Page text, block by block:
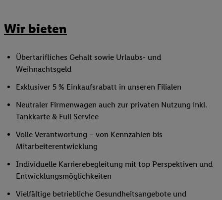
Wir bieten
Übertarifliches Gehalt sowie Urlaubs- und
Weihnachtsgeld
Exklusiver 5 % Einkaufsrabatt in unseren Filialen
Neutraler Firmenwagen auch zur privaten Nutzung inkl.
Tankkarte & Full Service
Volle Verantwortung – von Kennzahlen bis
Mitarbeiterentwicklung
Individuelle Karrierebegleitung mit top Perspektiven und
Entwicklungsmöglichkeiten
Vielfältige betriebliche Gesundheitsangebote und